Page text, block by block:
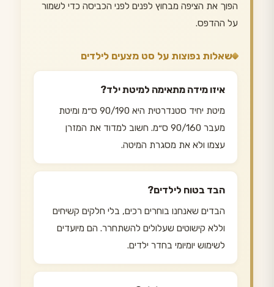
הפוך את הציפה מבחוץ לפנים לפני הכביסה כדי לשמור
על ההדפס.
שאלות נפוצות על סט מצעים לילדים
איזו מידה מתאימה למיטת ילד?
מיטת יחיד סטנדרטית היא 90/190 ס״מ ומיטת
מעבר 90/160 ס״מ. חשוב למדוד את המזרן
עצמו ולא את מסגרת המיטה.
הבד בטוח לילדים?
הבדים שאנחנו בוחרים רכים, בלי חלקים קשיחים
וללא קישוטים שעלולים להשתחרר. הם מיועדים
לשימוש יומיומי בחדר ילדים.